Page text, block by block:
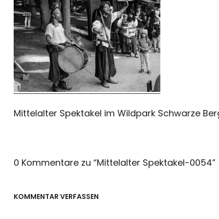
Mittelalter Spektakel im Wildpark Schwarze
0 Kommentare zu “Mittelalter Spektakel-0054”
KOMMENTAR VERFASSEN